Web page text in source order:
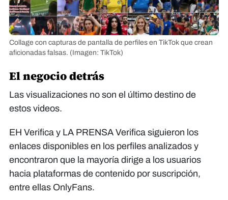
Collage con capturas de pantalla de perfiles en TikTok que crean
aficionadas falsas. (Imagen: TikTok)
El negocio detrás
Las visualizaciones no son el último destino de
estos videos.
EH Verifica y LA PRENSA Verifica siguieron los
enlaces disponibles en los perfiles analizados y
encontraron que la mayoría dirige a los usuarios
hacia plataformas de contenido por suscripción,
entre ellas OnlyFans.